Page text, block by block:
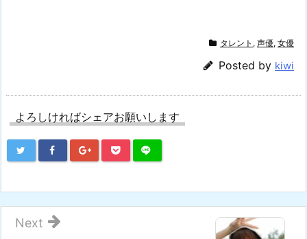
タレント , 声優, 女優
Posted by kiwi
よろしければシェアお願いします
Next